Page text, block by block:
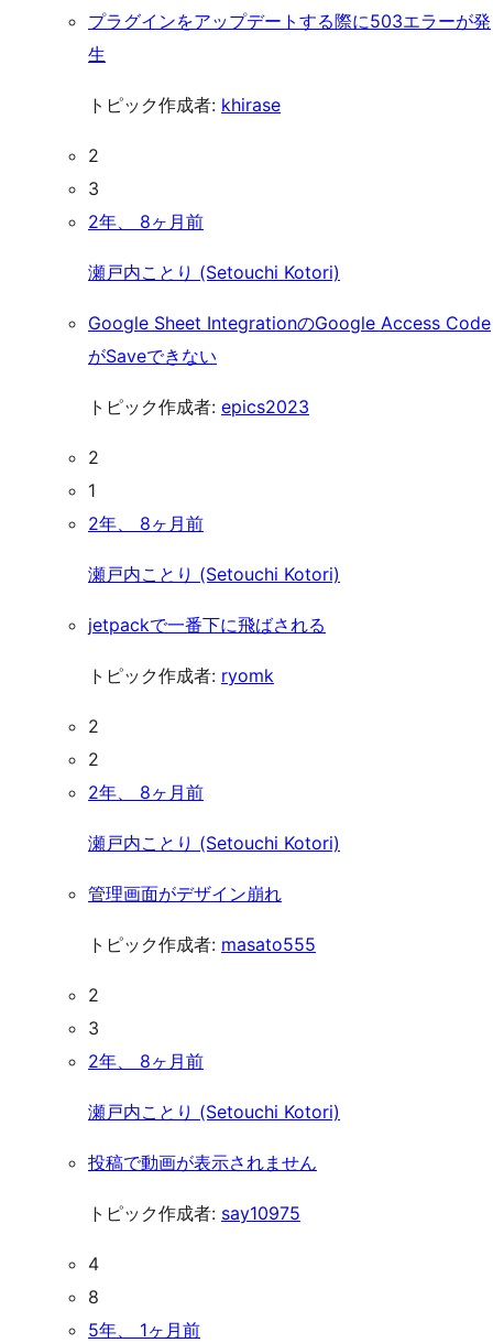
プラグインをアップデートする際に503エラーが発
生
トピック作成者: khirase
2
3
2年、 8ヶ月前
瀬戸内ことり (Setouchi Kotori)
Google Sheet IntegrationのGoogle Access Code
がSaveできない
トピック作成者: epics2023
2
1
2年、 8ヶ月前
瀬戸内ことり (Setouchi Kotori)
jetpackで一番下に飛ばされる
トピック作成者: ryomk
2
2
2年、 8ヶ月前
瀬戸内ことり (Setouchi Kotori)
管理画面がデザイン崩れ
トピック作成者: masato555
2
3
2年、 8ヶ月前
瀬戸内ことり (Setouchi Kotori)
投稿で動画が表示されません
トピック作成者: say10975
4
8
5年、 1ヶ月前